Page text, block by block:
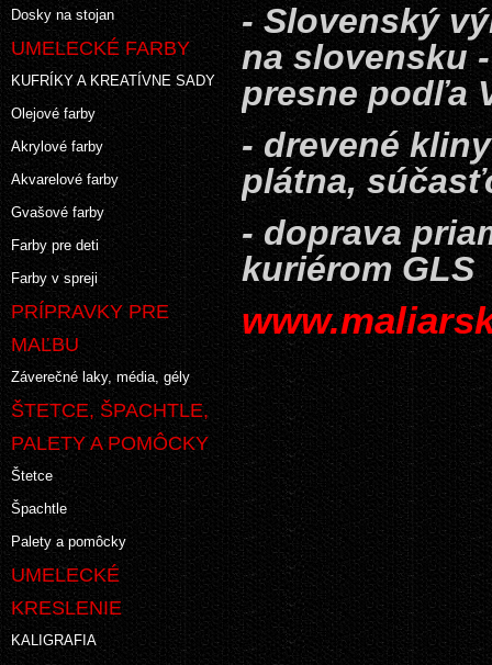
Dosky na stojan
UMELECKÉ FARBY
KUFRÍKY A KREATÍVNE SADY
Olejové farby
Akrylové farby
Akvarelové farby
Gvašové farby
Farby pre deti
Farby v spreji
PRÍPRAVKY PRE
MAĽBU
Záverečné laky, média, gély
ŠTETCE, ŠPACHTLE,
PALETY A POMÔCKY
Štetce
Špachtle
Palety a pomôcky
UMELECKÉ
KRESLENIE
KALIGRAFIA
- Slovenský
na slovensku
presne podľa
- drevené
plátna,
- doprava
kuriérom GLS